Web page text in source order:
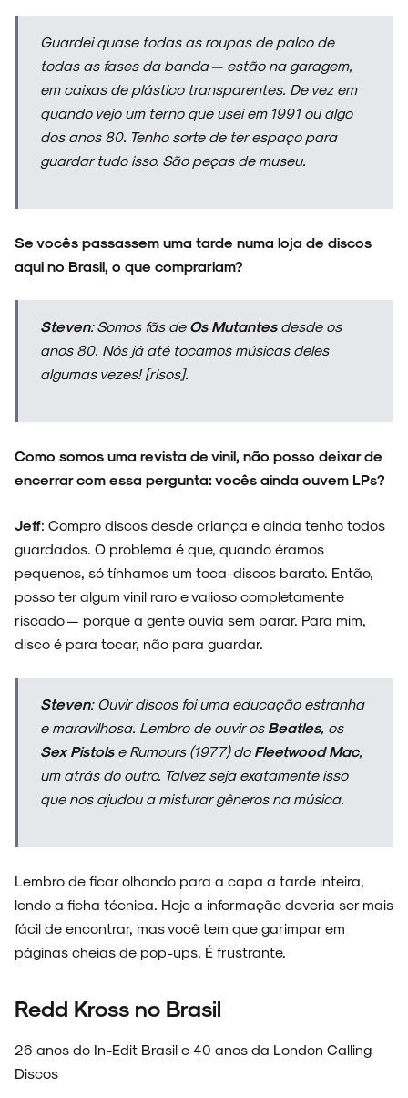
Guardei quase todas as roupas de palco de
todas as fases da banda — estão na garagem,
em caixas de plástico transparentes. De vez em
quando vejo um terno que usei em 1991 ou algo
dos anos 80. Tenho sorte de ter espaço para
guardar tudo isso. São peças de museu.
Se vocês passassem uma tarde numa loja de discos
aqui no Brasil, o que comprariam?
Steven: Somos fãs de Os Mutantesdesde os
anos 80. Nós já até tocamos músicas deles
algumas vezes![risos].
Como somos uma revista de vinil, não posso deixar de
encerrar com essa pergunta: vocês ainda ouvem LPs?
Jeff: Compro discos desde criança e ainda tenho todos
guardados. O problema é que, quando éramos
pequenos, só tínhamos um toca-discos barato. Então,
posso ter algum vinil raro e valioso completamente
riscado — porque a gente ouvia sem parar. Para mim,
disco é para tocar, não para guardar.
Steven: Ouvir discos foi uma educação estranha
e maravilhosa. Lembro de ouvir os Beatles, os
Sex Pistols e Rumours(1977) do Fleetwood Mac,
um atrás do outro. Talvez seja exatamente isso
que nos ajudou a misturar gêneros na música.
Lembro de ficar olhando para a capa a tarde inteira,
lendo a ficha técnica. Hoje a informação deveria ser mais
fácil de encontrar, mas você tem que garimpar em
páginas cheias de pop-ups. É frustrante.
Redd Kross no Brasil
26 anos do In-Edit Brasil e 40 anos da London Calling
Discos